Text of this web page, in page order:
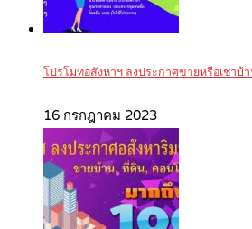
โปรโมทอสังหาฯ ลงประกาศขายหรือเช่าบ้
16 กรกฎาคม 2023